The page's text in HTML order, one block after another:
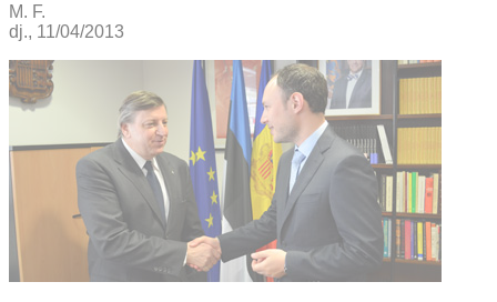
M. F.
dj., 11/04/2013